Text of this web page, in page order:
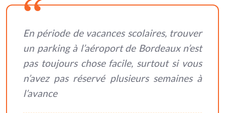
En période de vacances scolaires, trouver
un parking à l’aéroport de Bordeaux n’est
pas toujours chose facile, surtout si vous
n’avez pas réservé plusieurs semaines à
l’avance